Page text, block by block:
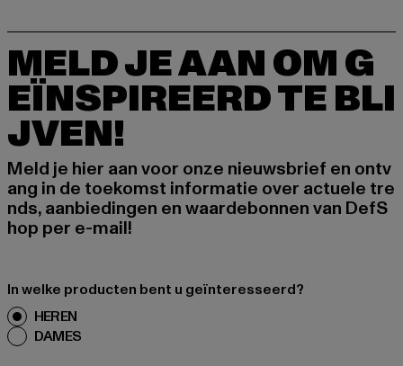
MELD JE AAN OM G
EÏNSPIREERD TE BLI
JVEN!
Meld je hier aan voor onze nieuwsbrief en ontv
ang in de toekomst informatie over actuele tre
nds, aanbiedingen en waardebonnen van DefS
hop per e-mail!
In welke producten bent u geïnteresseerd?
HEREN
DAMES